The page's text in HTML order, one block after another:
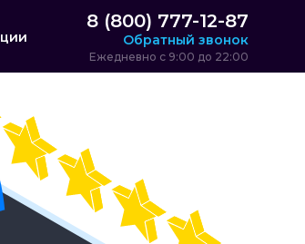
8 (800) 777-12-87
Обратный звонок
Ежедневно с 9:00 до 22:00